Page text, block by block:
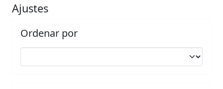
Ajustes
Ordenar por